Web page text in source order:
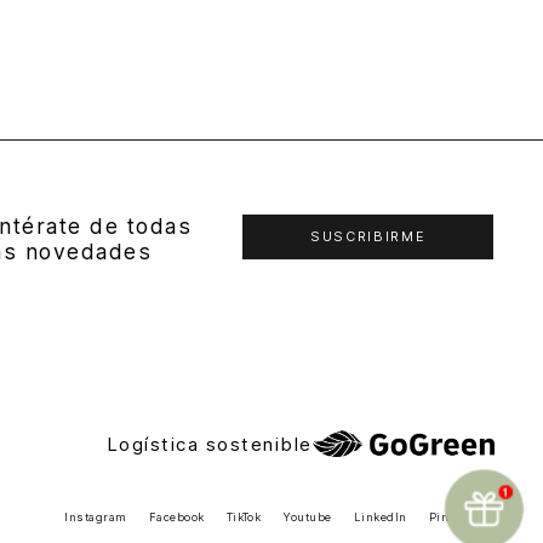
de todas
novedades
SUSCRIBIRME
Logística sostenible
Instagram Facebook TikTok Youtube LinkedIn Pinterest